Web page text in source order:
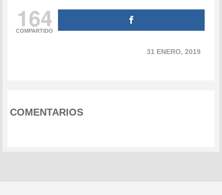
164
COMPARTIDO
31 ENERO, 2019
COMENTARIOS